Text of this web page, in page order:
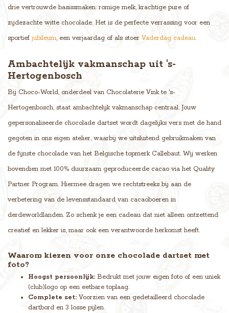
drie vertrouwde basissmaken: romige melk, krachtige pure of
zijdezachte witte chocolade. Het is de perfecte verrassing voor een
sportiefjubileum, een verjaardag of als stoer Vaderdag cadeau.
Ambachtelijk vakmanschap uit 's-
Hertogenbosch
Bij Choco-World, onderdeel van Chocolaterie Vink te 's-
Hertogenbosch, staat ambachtelijk vakmanschap centraal. Jouw
gepersonaliseerde chocolade dartset wordt dagelijks vers met de hand
gegoten in ons eigen atelier, waarbij we uitsluitend gebruikmaken van
de fijnste chocolade van het Belgische topmerk Callebaut. Wij werken
bovendien met 100% duurzaam geproduceerde cacao via het Quality
Partner Program. Hiermee dragen we rechtstreeks bij aan de
verbetering van de levensstandaard van cacaoboeren in
derdeworldlanden. Zo schenk je een cadeau dat niet alleen ontzettend
creatief en lekker is, maar ook een verantwoorde herkomst heeft.
Waarom kiezen voor onze chocolade dartset met
foto?
Hoogst persoonlijk: Bedrukt met jouw eigen foto of een uniek
(club)logo op een eetbare toplaag.
Complete set: Voorzien van een gedetailleerd chocolade
dartbord en 3 losse pijlen.